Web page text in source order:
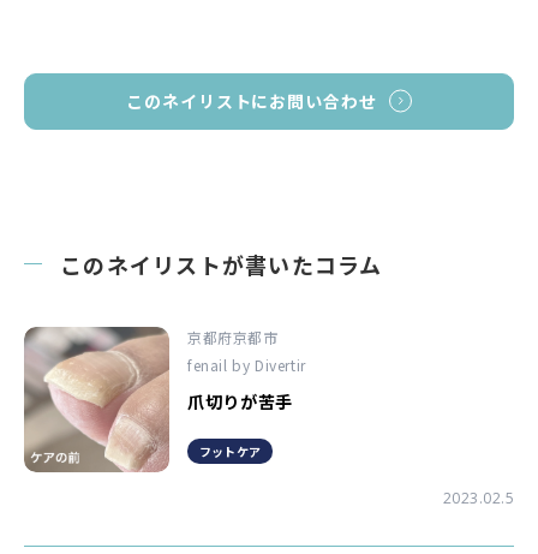
このネイリストにお問い合わせ
このネイリストが書いたコラム
京都府京都市
fenail by Divertir
爪切りが苦手
フットケア
2023.02.5